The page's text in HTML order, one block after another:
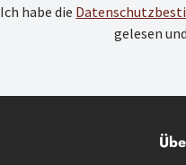
Ich habe die
gelesen